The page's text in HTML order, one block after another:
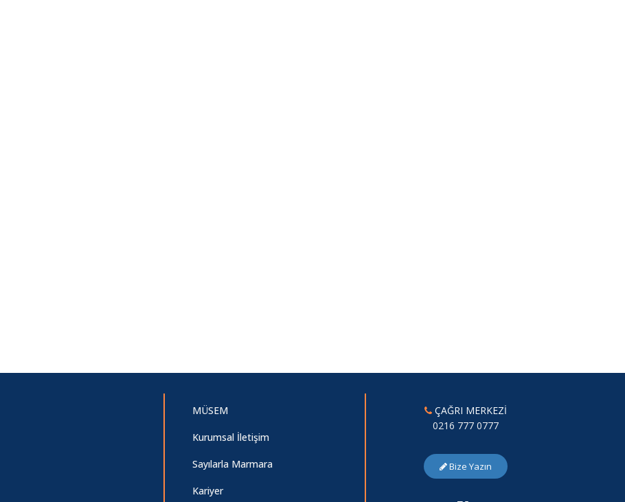
MÜSEM
Kurumsal İletişim
Sayılarla Marmara
Kariyer
ÇAĞRI MERKEZİ
0216 777 0777
Bize Yazın